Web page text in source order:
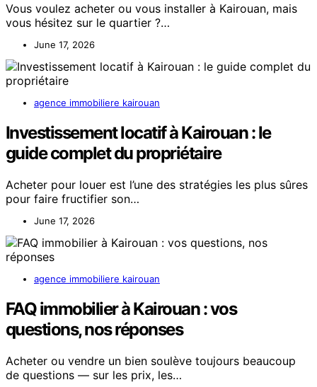
Vous voulez acheter ou vous installer à Kairouan, mais
vous hésitez sur le quartier ?…
June 17, 2026
agence immobiliere kairouan
Investissement locatif à Kairouan : le
guide complet du propriétaire
Acheter pour louer est l’une des stratégies les plus sûres
pour faire fructifier son…
June 17, 2026
agence immobiliere kairouan
FAQ immobilier à Kairouan : vos
questions, nos réponses
Acheter ou vendre un bien soulève toujours beaucoup
de questions — sur les prix, les…